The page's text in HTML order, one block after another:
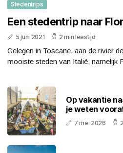
Stedentrips
Een stedentrip naar
5 juni 2021 2 min leestijd
Gelegen in Toscane, aan de rivier
mooiste steden van Italië, namelijk
Op vakantie
je weten
7 mei 2026